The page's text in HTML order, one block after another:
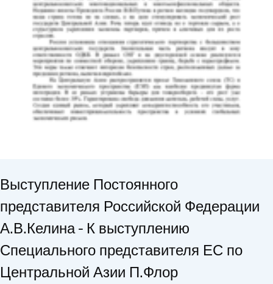
Выступление Постоянного
представителя Российской Федерации
А.В.Келина - К выступлению
Специального представителя ЕС по
Центральной Азии П.Флор